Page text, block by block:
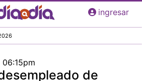
Pasar
al
principal
ingresar
de